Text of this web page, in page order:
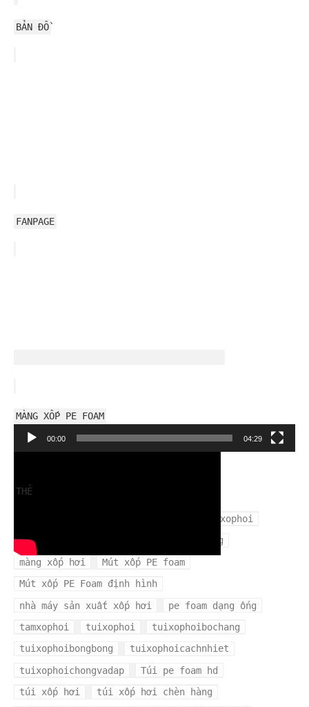
BẢN ĐỒ
FANPAGE
MÀNG XỐP PE FOAM
Trình
chơi
00:00 04:29
THẺ
mangxophoi
mua xốp hơi ở đâu
màng xốp bọc hàng
màng xốp hơi
Mút xốp PE foam
Mút xốp PE Foam định hình
nhà máy sản xuất xốp hơi
pe foam dạng ống
tamxophoi
tuixophoi
tuixophoibochang
tuixophoibongbong
tuixophoicachnhiet
tuixophoichongvadap
Túi pe foam hd
túi xốp hơi
túi xốp hơi chèn hàng